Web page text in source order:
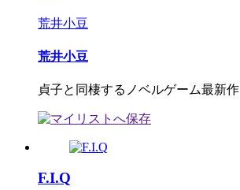
荒井小豆
荒井小豆
貞子と同棲するノベルゲーム最新作
F.I.Q